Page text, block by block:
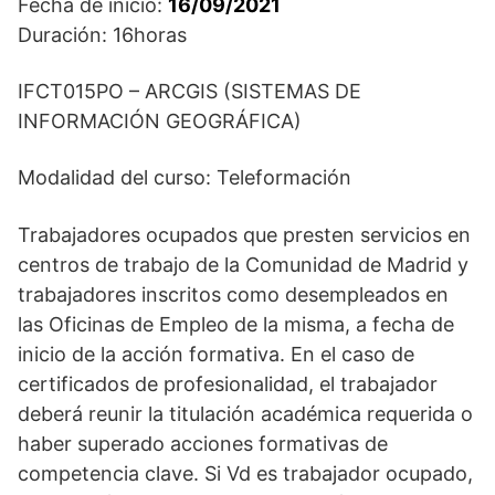
Fecha de inicio: 16/09/2021
Duración: 16horas
IFCT015PO – ARCGIS (SISTEMAS DE
INFORMACIÓN GEOGRÁFICA)
Modalidad del curso: Teleformación
Trabajadores ocupados que presten servicios en
centros de trabajo de la Comunidad de Madrid y
trabajadores inscritos como desempleados en
las Oficinas de Empleo de la misma, a fecha de
inicio de la acción formativa. En el caso de
certificados de profesionalidad, el trabajador
deberá reunir la titulación académica requerida o
haber superado acciones formativas de
competencia clave. Si Vd es trabajador ocupado,